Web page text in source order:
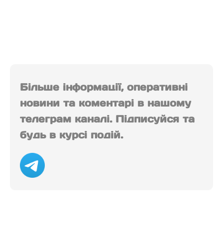
Більше інформації, оперативні
новини та коментарі в нашому
телеграм каналі. Підписуйся та
будь в курсі подій.